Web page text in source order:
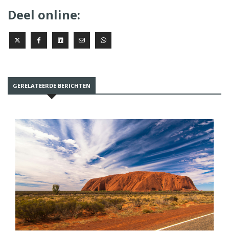
Deel online:
GERELATEERDE BERICHTEN